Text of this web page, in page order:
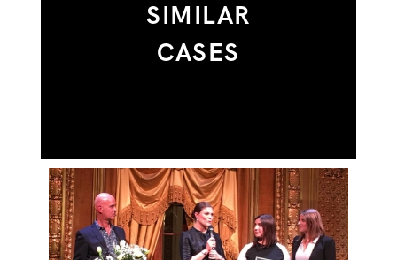
SIMILAR
CASES